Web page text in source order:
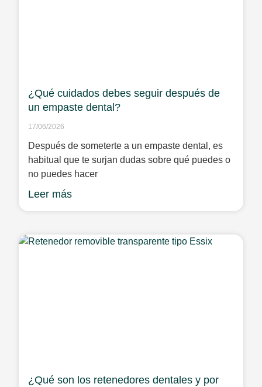
¿Qué cuidados debes seguir después de
un empaste dental?
17/06/2026
Después de someterte a un empaste dental, es
habitual que te surjan dudas sobre qué puedes o
no puedes hacer
Leer más
¿Qué son los retenedores dentales y por